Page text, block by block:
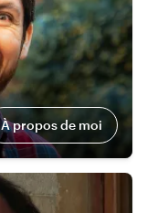
À propos de moi